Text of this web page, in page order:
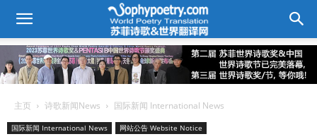
主页 诗歌新闻News 国际新闻 International News
国际新闻 International News 网站公告 Website Notice